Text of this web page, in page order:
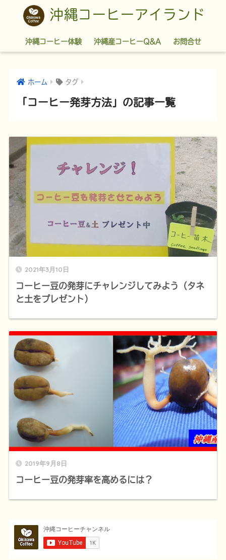
沖縄コーヒーアイランド
沖縄コーヒー体験 沖縄産コーヒーQ&A お問合せ
ホーム タグ
「コーヒー発芽方法」の記事一覧
2021年3月10日
コーヒー豆の発芽にチャレンジしてみよう（タネ
と土をプレゼント）
2019年9月8日
コーヒー豆の発芽率を高めるには？